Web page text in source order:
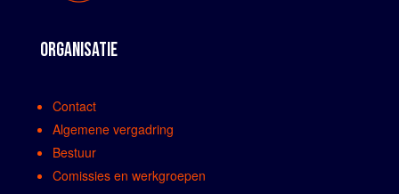
ORGANISATIE
Contact
Algemene vergadring
Bestuur
Comissies en werkgroepen